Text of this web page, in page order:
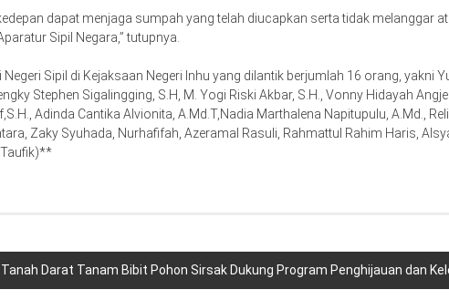
dapat menjaga sumpah yang telah diucapkan serta tidak melanggar
Sipil Negara,” tutupnya.
Negeri Sipil di Kejaksaan Negeri Inhu yang dilantik berjumlah 16 orang, yakni
Stephen Sigalingging, S.H, M. Yogi Riski Akbar, S.H., Vonny Hidayah
Adinda Cantika Alvionita, A.Md.T,Nadia Marthalena Napitupulu, A.Md.,
Zaky Syuhada, Nurhafifah, Azeramal Rasuli, Rahmattul Rahim Haris,
Darat Tanam Bibit Pohon Sirsak Dukung Program Penghijauan dan